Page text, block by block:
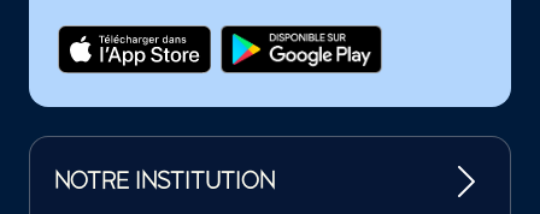
NOTRE INSTITUTION